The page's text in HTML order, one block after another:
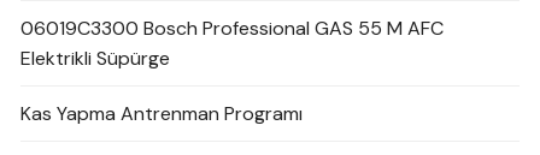
06019C3300 Bosch Professional GAS 55 M AFC
Elektrikli Süpürge
Kas Yapma Antrenman Programı